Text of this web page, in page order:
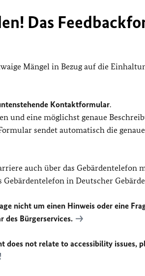
Das
Mängel in Bezug auf die
Kontaktformular.
und eine möglichst genaue
sendet automatisch die
auch über das Gebärdentelefon
Gebärdentelefon in Deutscher
nicht um einen Hinweis oder eine
Bürgerservices.
not relate to accessibility issues,